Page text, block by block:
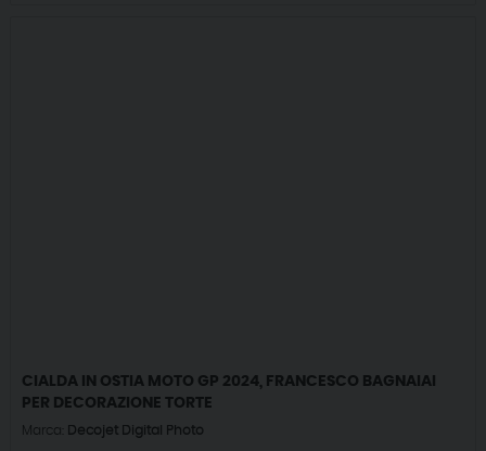
CIALDA IN OSTIA MOTO GP 2024, FRANCESCO BAGNAIAI
PER DECORAZIONE TORTE
Marca: Decojet Digital Photo